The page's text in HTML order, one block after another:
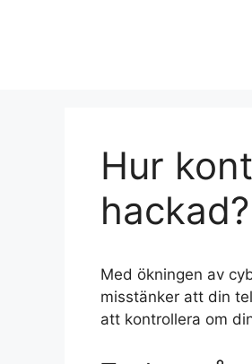
Hur
hackad?
Med ökningen av
misstänker att din
att kontrollera om